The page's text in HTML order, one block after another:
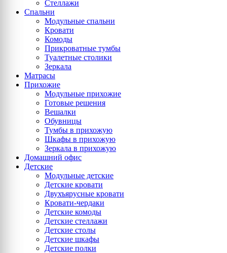
Стеллажи
Спальни
Модульные спальни
Кровати
Комоды
Прикроватные тумбы
Туалетные столики
Зеркала
Матрасы
Прихожие
Модульные прихожие
Готовые решения
Вешалки
Обувницы
Тумбы в прихожую
Шкафы в прихожую
Зеркала в прихожую
Домашний офис
Детские
Модульные детские
Детские кровати
Двухъярусные кровати
Кровати-чердаки
Детские комоды
Детские стеллажи
Детские столы
Детские шкафы
Детские полки